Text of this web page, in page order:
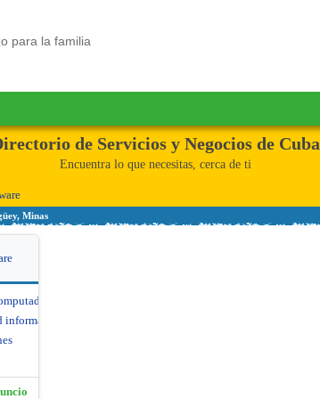
para la familia
de Servicios y Negocios de Cuba
Encuentra lo que necesitas, cerca de ti
Minas